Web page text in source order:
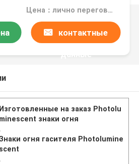
Цена：лично переговорить
контактные
данные
Изготовленные на заказ Photolu
minescent знаки огня
огня гасителя Photolumine
scent